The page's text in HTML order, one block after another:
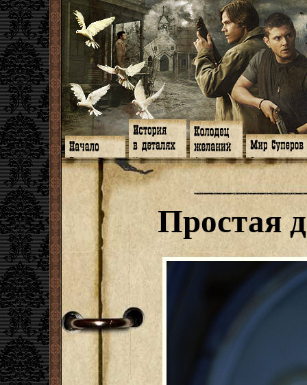
Главная
Программа
Форум
Facebook
Гостевая
Книги
Галереи
Музыка
Видео
Субтитры
Заметки
Мысли
Откровение
Арт-кафе
Игромания
Фанфики
Фанарт
Анекдоты
Передоз
Страшилки
Знакомство
Обитатели
Семейное
Дневник
СИЗО
Суперы от и
Простая